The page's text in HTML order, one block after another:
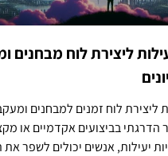
ליצירת לוח מבחנים
ליצירת לוח זמנים למבחנים
הדרגתי בביצועים אקדמיים או
יעילות, אנשים יכולים לשפר